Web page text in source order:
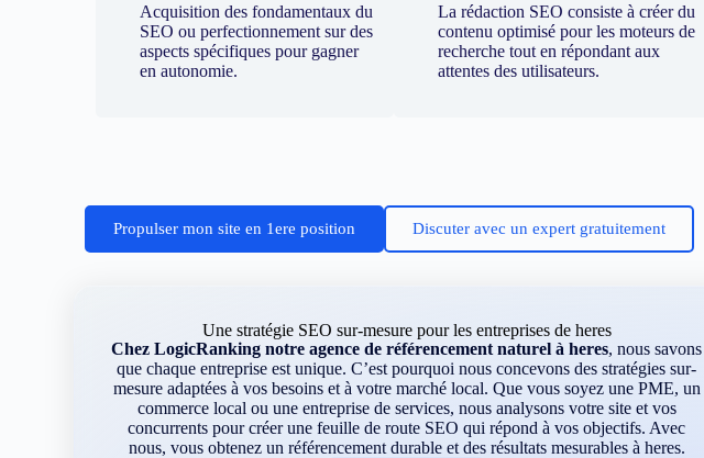
Acquisition des fondamentaux du
SEO ou perfectionnement sur des
aspects spécifiques pour gagner
en autonomie.
La rédaction SEO consiste à créer du
contenu optimisé pour les moteurs de
recherche tout en répondant aux
attentes des utilisateurs.
Propulser mon site en 1ere position Discuter avec un expert gratuitement
Une stratégie SEO sur-mesure pour les entreprises de heres
Chez LogicRanking notre agence de référencement naturel à heres, nous savons
que chaque entreprise est unique. C’est pourquoi nous concevons des stratégies sur-
mesure adaptées à vos besoins et à votre marché local. Que vous soyez une PME, un
commerce local ou une entreprise de services, nous analysons votre site et vos
concurrents pour créer une feuille de route SEO qui répond à vos objectifs. Avec
nous, vous obtenez un référencement durable et des résultats mesurables à heres.